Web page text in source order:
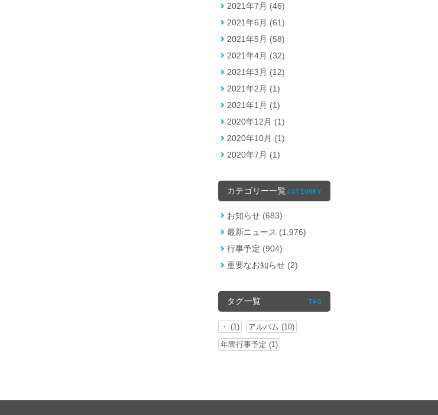
2021年7月 (46)
2021年6月 (61)
2021年5月 (58)
2021年4月 (32)
2021年3月 (12)
2021年2月 (1)
2021年1月 (1)
2020年12月 (1)
2020年10月 (1)
2020年7月 (1)
カテゴリー一覧 CATEGORY
お知らせ (683)
最新ニュース (1,976)
行事予定 (904)
重要なお知らせ (2)
タグ一覧 TAG
・ (1)
アルバム (10)
年間行事予定 (1)